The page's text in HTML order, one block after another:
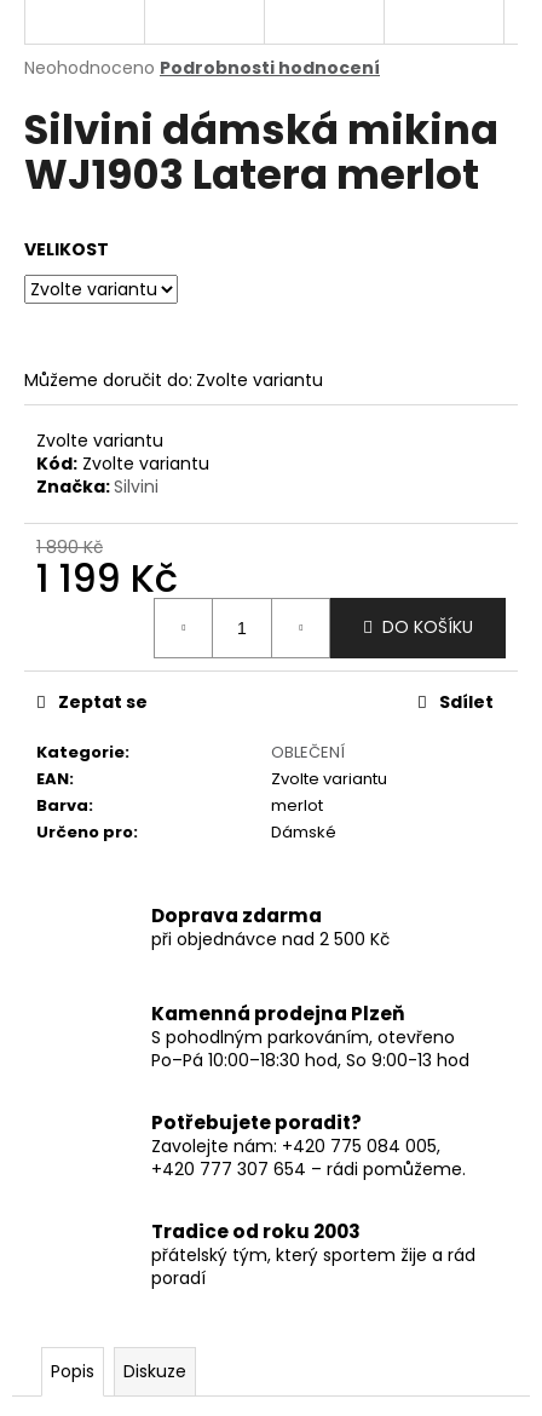
Průměrné
produktu
je
0,0
z
Neohodnoceno Podrobnosti hodnocení
Silvini dámská mikina
WJ1903 Latera merlot
VELIKOST
Můžeme doručit do: Zvolte variantu
Zvolte variantu
Kód: Zvolte variantu
Značka:Silvini
1 890 Kč
1 199 Kč
DO KOŠÍKU
Kategorie:
OBLEČENÍ
EAN:
Zvolte variantu
Barva:
merlot
Určeno pro: Dámské
Zeptat se Sdílet
Doprava zdarma
při objednávce nad 2 500 Kč
Kamenná prodejna Plzeň
S pohodlným parkováním, otevřeno
Po–Pá 10:00–18:30 hod, So 9:00-13 hod
Potřebujete poradit?
Zavolejte nám: +420 775 084 005,
+420 777 307 654 – rádi pomůžeme.
Tradice od roku 2003
přátelský tým, který sportem žije a rád
poradí
Popis Diskuze
j
t
?
D
o
p
o
u
č
u
e